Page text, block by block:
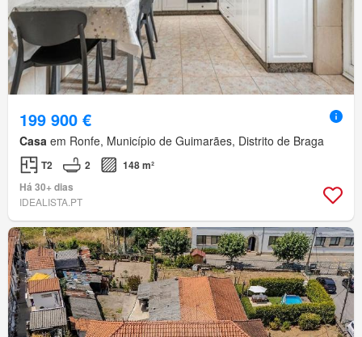
199 900 €
Casa em Ronfe, Município de Guimarães, Distrito de Braga
T2 2
148 m²
Há 30+ dias
IDEALISTA.PT